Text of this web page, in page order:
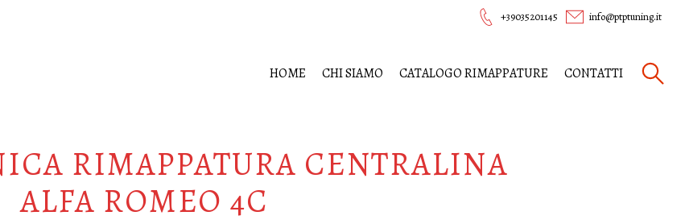
+39035201145 info@ptptuning.it
HOME CHI SIAMO CATALOGO RIMAPPATURE CONTATTI
RIMAPPATURA CENTRALINA
ALFA ROMEO 4C